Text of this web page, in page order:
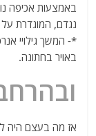
באמצעות אכיפה
נגדם, המוגדרת
*- המשך גילויי
באויר בחתונה.
אז מה בעצם היה